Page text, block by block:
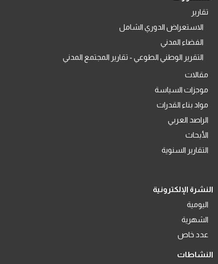
تقارير
الاستعراض الدوري الشامل
الفضاء المدني
التقرير الوطني الطوعي - تقارير المجتمع المدني
مقالات
موجزات السياسة
مواد بناء القدرات
الراصد العربي
الأبحاث
التقارير السنوية
النشرة الإلكترونية
اليومية
الشهرية
عدد خاص
النشاطات